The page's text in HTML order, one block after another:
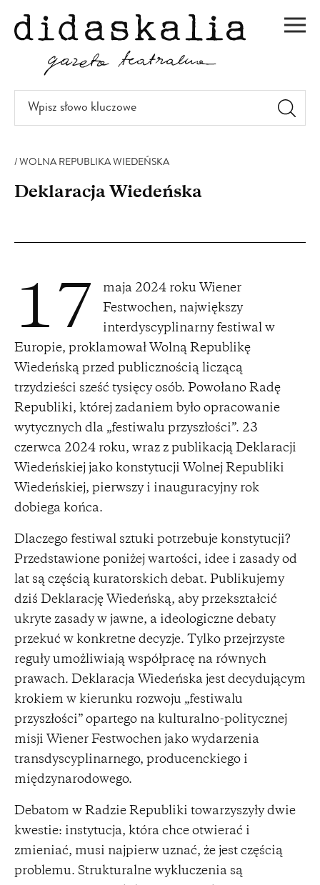
DO
TREŚCI
Wpisz
słowo
WOLNA REPUBLIKA WIEDEŃSKA
Deklaracja Wiedeńska
17
maja 2024 roku Wiener
Festwochen, największy
interdyscyplinarny festiwal w
Europie, proklamował Wolną Republikę
Wiedeńską przed publicznością liczącą
trzydzieści sześć tysięcy osób. Powołano Radę
Republiki, której zadaniem było opracowanie
wytycznych dla „festiwalu przyszłości”. 23
czerwca 2024 roku, wraz z publikacją Deklaracji
Wiedeńskiej jako konstytucji Wolnej Republiki
Wiedeńskiej, pierwszy i inauguracyjny rok
dobiega końca.
Dlaczego festiwal sztuki potrzebuje konstytucji?
Przedstawione poniżej wartości, idee i zasady od
lat są częścią kuratorskich debat. Publikujemy
dziś Deklarację Wiedeńską, aby przekształcić
ukryte zasady w jawne, a ideologiczne debaty
przekuć w konkretne decyzje. Tylko przejrzyste
reguły umożliwiają współpracę na równych
prawach. Deklaracja Wiedeńska jest decydującym
krokiem w kierunku rozwoju „festiwalu
przyszłości” opartego na kulturalno-politycznej
misji Wiener Festwochen jako wydarzenia
transdyscyplinarnego, producenckiego i
międzynarodowego.
Debatom w Radzie Republiki towarzyszyły dwie
kwestie: instytucja, która chce otwierać i
zmieniać, musi najpierw uznać, że jest częścią
problemu. Strukturalne wykluczenia są